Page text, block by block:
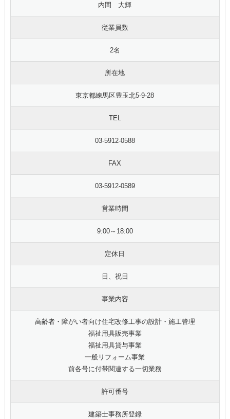
内間 大輝
従業員数
2名
所在地
東京都練馬区豊玉北5-9-28
TEL
03-5912-0588
FAX
03-5912-0589
営業時間
9:00～18:00
定休日
日、祝日
事業内容
高齢者・障がい者向け住宅改修工事の設計・施工管理
福祉用具販売事業
福祉用具貸与事業
一般リフォーム事業
前各号に付帯関連する一切業務
許可番号
建築士事務所登録